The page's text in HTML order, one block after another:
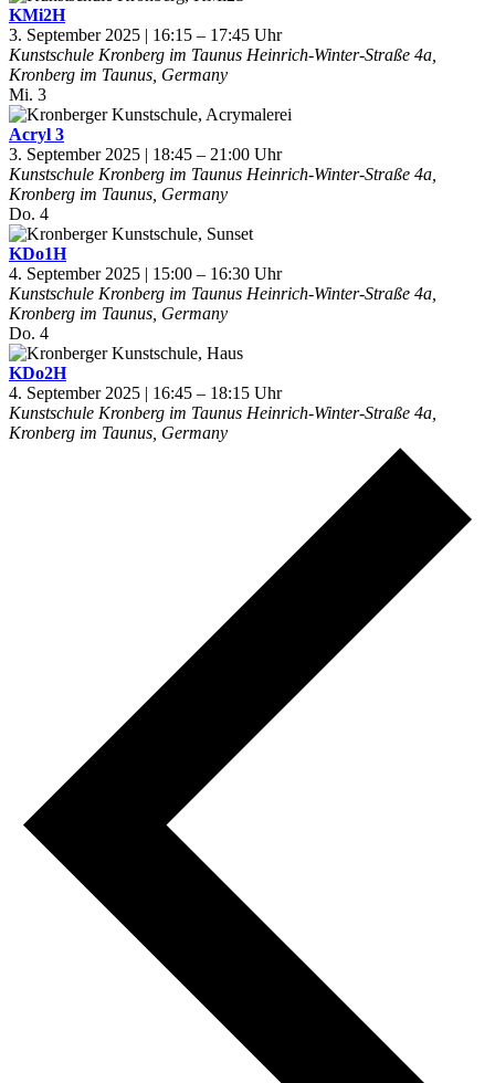
KMi2H
3. September 2025 | 16:15 – 17:45
Kunstschule Kronberg im Taunus Heinrich-Winter-Straße 4a,
Kronberg im Taunus, Germany
Mi. 3
Acryl 3
3. September 2025 | 18:45 – 21:00
Kunstschule Kronberg im Taunus Heinrich-Winter-Straße 4a,
Kronberg im Taunus, Germany
Do. 4
KDo1H
4. September 2025 | 15:00 – 16:30
Kunstschule Kronberg im Taunus Heinrich-Winter-Straße 4a,
Kronberg im Taunus, Germany
Do. 4
KDo2H
4. September 2025 | 16:45 – 18:15
Kunstschule Kronberg im Taunus Heinrich-Winter-Straße 4a,
Kronberg im Taunus, Germany